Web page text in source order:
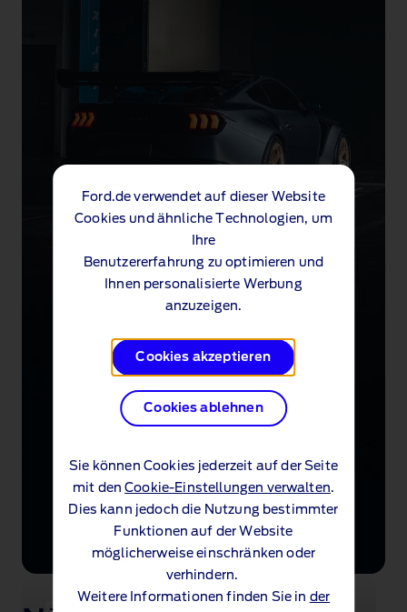
Ford.de verwendet auf dieser Website
Cookies und ähnliche Technologien, um
Ihre
Benutzererfahrung zu optimieren und
Ihnen personalisierte Werbung
anzuzeigen.
Cookies akzeptieren
Cookies ablehnen
Sie können Cookies jederzeit auf der Seite
mit denCookie-Einstellungen verwalten.
Dies kann jedoch die Nutzung bestimmter
Funktionen auf der Website
möglicherweise einschränken oder
verhindern.
Weitere Informationen finden Sie in der